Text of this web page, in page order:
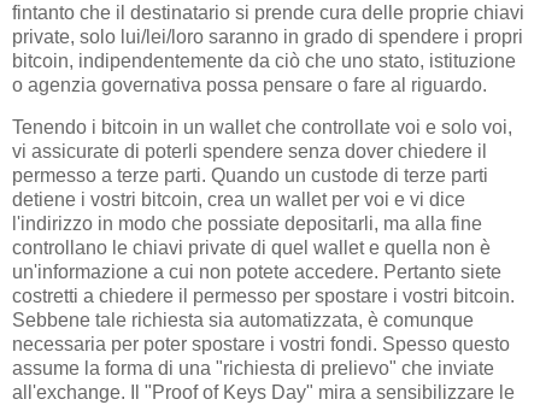
fintanto che il destinatario si prende cura delle proprie chiavi
private, solo lui/lei/loro saranno in grado di spendere i propri
bitcoin, indipendentemente da ciò che uno stato, istituzione
o agenzia governativa possa pensare o fare al riguardo.
Tenendo i bitcoin in un wallet che controllate voi e solo voi,
vi assicurate di poterli spendere senza dover chiedere il
permesso a terze parti. Quando un custode di terze parti
detiene i vostri bitcoin, crea un wallet per voi e vi dice
l'indirizzo in modo che possiate depositarli, ma alla fine
controllano le chiavi private di quel wallet e quella non è
un'informazione a cui non potete accedere. Pertanto siete
costretti a chiedere il permesso per spostare i vostri bitcoin.
Sebbene tale richiesta sia automatizzata, è comunque
necessaria per poter spostare i vostri fondi. Spesso questo
assume la forma di una "richiesta di prelievo" che inviate
all'exchange. Il "Proof of Keys Day" mira a sensibilizzare le